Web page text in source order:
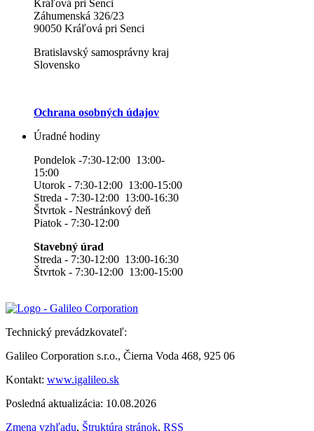
Kráľová pri Senci
Záhumenská 326/23
90050 Kráľová pri Senci
Bratislavský samosprávny kraj
Slovensko
Ochrana osobných údajov
Úradné hodiny
Pondelok -7:30-12:00 13:00-
15:00
Utorok - 7:30-12:00 13:00-15:00
Streda - 7:30-12:00 13:00-16:30
Štvrtok - Nestránkový deň
Piatok - 7:30-12:00
Stavebný úrad
Streda - 7:30-12:00 13:00-16:30
Štvrtok - 7:30-12:00 13:00-15:00
Technický prevádzkovateľ:
Galileo Corporation s.r.o., Čierna Voda 468, 925 06
Kontakt: www.igalileo.sk
Posledná aktualizácia: 10.08.2026
Zmena vzhľadu, Štruktúra stránok, RSS